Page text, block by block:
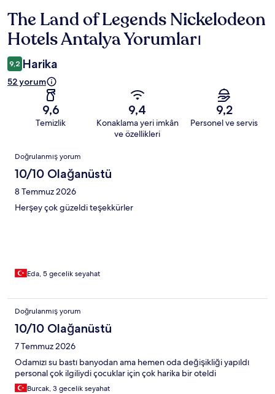
Yorumlar
The Land of Legends Nickelodeon
Hotels Antalya Yorumları
9,2 Harika
52 yorum
9,6
Temizlik
9,4
Konaklama yeri imkân
ve özellikleri
9,2
Personel ve servis
Yorumlar
Doğrulanmış yorum
10/10 Olağanüstü
8 Temmuz 2026
Herşey çok güzeldi teşekkürler
Eda, 5 gecelik seyahat
Doğrulanmış yorum
10/10 Olağanüstü
7 Temmuz 2026
Odamızı su bastı banyodan ama hemen oda değişikliği yapıldı
personal çok ilgiliydi çocuklar için çok harika bir oteldi
Burcak, 3 gecelik seyahat